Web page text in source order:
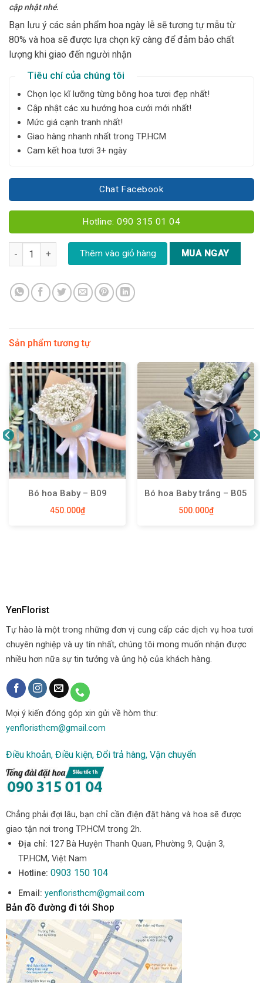
cập nhật nhé.
Bạn lưu ý các sản phẩm hoa ngày lễ sẽ tương tự mẫu từ
80% và hoa sẽ được lựa chọn kỹ càng để đảm bảo chất
lượng khi giao đến người nhận
Tiêu chí của chúng tôi
Chọn lọc kĩ lưỡng từng bông hoa tươi đẹp nhất!
Cập nhật các xu hướng hoa cưới mới nhất!
Mức giá cạnh tranh nhất!
Giao hàng nhanh nhất trong TP.HCM
Cam kết hoa tươi 3+ ngày
Chat Facebook
Hotline: 090 315 01 04
Combo Cẩm tú cầu mix Bạc sỉu - CB09 số lượng
Thêm vào giỏ hàng MUA NGAY
Sản phẩm tương tự
Bó hoa Baby – B09
450.000₫
Bó hoa Baby trắng – B05
500.000₫
YenFlorist
Tự hào là một trong những đơn vị cung cấp các dịch vụ hoa tươi
chuyên nghiệp và uy tín nhất, chúng tôi mong muốn nhận được
nhiều hơn nữa sự tin tưởng và ủng hộ của khách hàng.
Mọi ý kiến đóng góp xin gửi về hòm thư:
yenfloristhcm@gmail.com
Điều khoản, Điều kiện, Đổi trả hàng, Vận chuyển
Chẳng phải đợi lâu, bạn chỉ cần điện đặt hàng và hoa sẽ được
giao tận nơi trong TP.HCM trong 2h.
Địa chỉ: 127 Bà Huyện Thanh Quan, Phường 9, Quận 3,
TP.HCM, Việt Nam
Hotline: 0903 150 104
Email: yenfloristhcm@gmail.com
Bản đồ đường đi tới Shop